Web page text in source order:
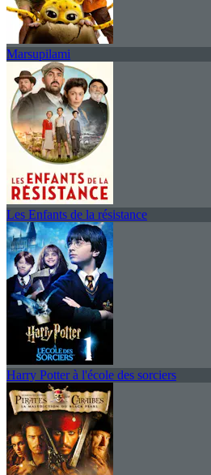
Marsupilami
Les Enfants de la résistance
Harry Potter à l'école des sorciers